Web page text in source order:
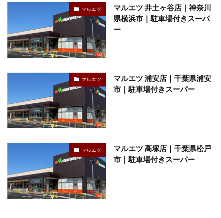
マルエツ
マルエツ 井土ヶ谷店｜神奈川
県横浜市｜駐車場付きスーパ
ー
マルエツ
マルエツ 浦安店｜千葉県浦安
市｜駐車場付きスーパー
マルエツ
マルエツ 高塚店｜千葉県松戸
市｜駐車場付きスーパー